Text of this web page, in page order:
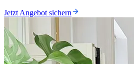
Jetzt Angebot sichern